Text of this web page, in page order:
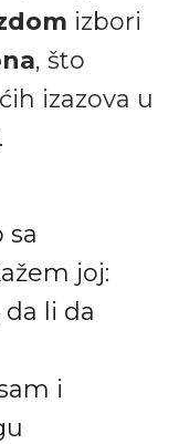
izbori
, što
izazova u
sa
joj:
li da
i